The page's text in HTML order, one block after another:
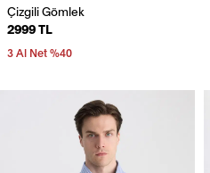
Çizgili Gömlek
2999 TL
3 Al Net %40